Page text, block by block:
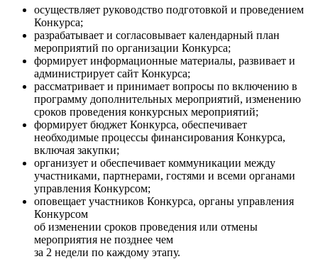
осуществляет руководство подготовкой и проведением
Конкурса;
разрабатывает и согласовывает календарный план
мероприятий по организации Конкурса;
формирует информационные материалы, развивает и
администрирует сайт Конкурса;
рассматривает и принимает вопросы по включению в
программу дополнительных мероприятий, изменению
сроков проведения конкурсных мероприятий;
формирует бюджет Конкурса, обеспечивает
необходимые процессы финансирования Конкурса,
включая закупки;
организует и обеспечивает коммуникации между
участниками, партнерами, гостями и всеми органами
управления Конкурсом;
оповещает участников Конкурса, органы управления
Конкурсом
об изменении сроков проведения или отмены
мероприятия не позднее чем
за 2 недели по каждому этапу.